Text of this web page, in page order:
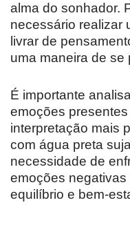
alma do sonhador.
necessário realizar
livrar de
uma maneira de se
É importante
emoções
interpretação mais
com água preta
necessidade de
emoções
equilíbrio e bem-